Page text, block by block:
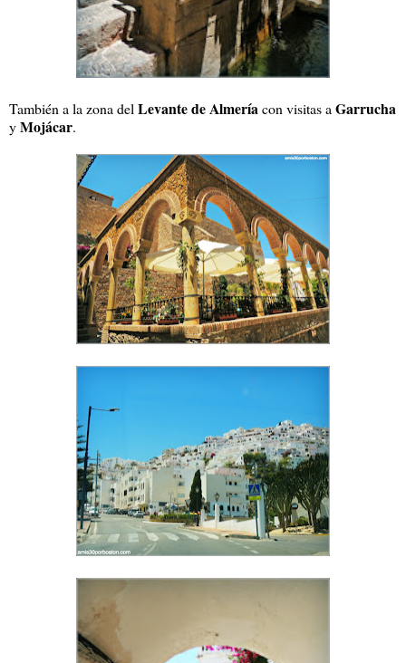
También a la zona del Levante de Almeríacon visitas a Garrucha
yMojácar.